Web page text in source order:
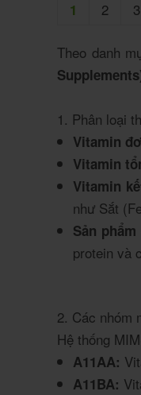
1 2 3
Theo danh
1. Phân loại
Vitamin
Vitamin
Vitamin
như Sắt
Sản
protein và
2. Các nhóm
Hệ thống
A11AA:
A11BA: